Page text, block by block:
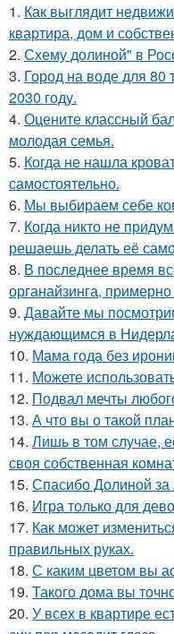
1. Как выглядит
квартира, дом и
2. Схему долиной" в
3. Город на воде для 80
2030 году.
4. Оцените классный
молодая семья.
5. Когда не нашла
самостоятельно.
6. Мы выбираем себе
7. Когда никто не
решаешь делать её
8. В последнее время
органайзинга, примерно
9. Давайте мы
нуждающимся в
10. Мама года без
11. Можете
12. Подвал мечты
13. А что вы о такой
14. Лишь в том случае,
своя собственная
15. Спасибо Долиной за
16. Игра только для
17. Как может
правильных руках.
18. С каким цветом вы
19. Такого дома вы
20. У всех в квартире